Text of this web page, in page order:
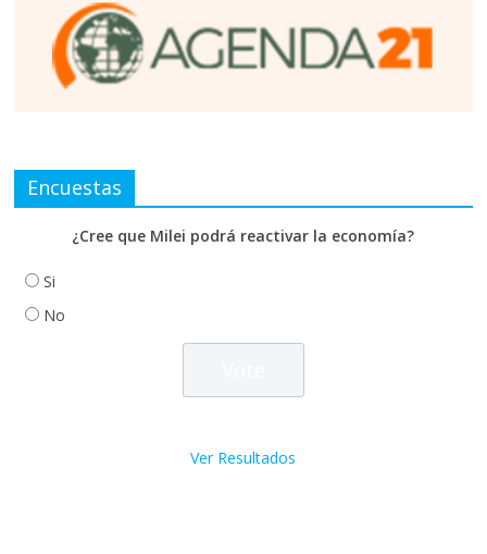
Encuestas
¿Cree que Milei podrá reactivar la economía?
Si
No
Ver Resultados